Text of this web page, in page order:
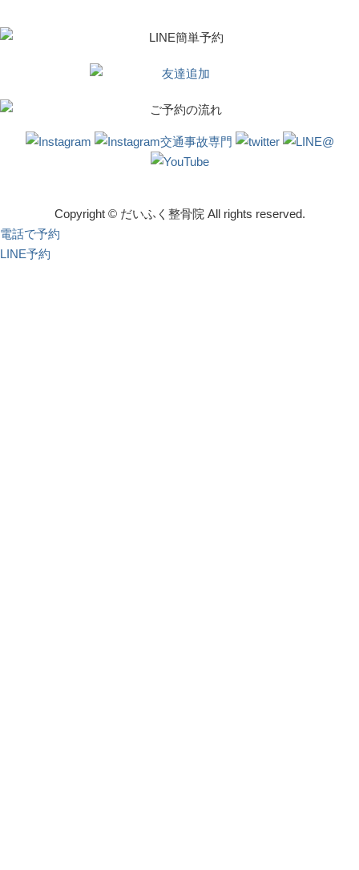
Copyright © だいふく整骨院 All rights reserved.
電話で予約
LINE予約